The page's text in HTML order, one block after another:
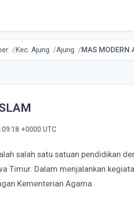
Kec. Ajung Ajung MAS MODERN
+0000 UTC
salah satu satuan pendidikan
Timur. Dalam menjalankan
Kementerian Agama.